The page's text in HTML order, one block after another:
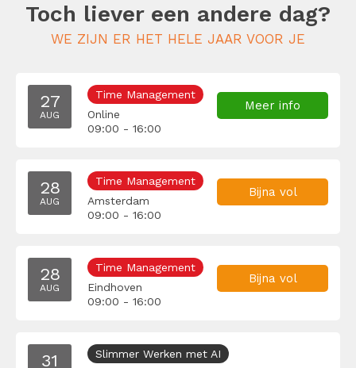
Toch liever een andere dag?
WE ZIJN ER HET HELE JAAR VOOR JE
27
AUG
Time Management
Online
09:00 - 16:00
Meer info
28
AUG
Time Management
Amsterdam
09:00 - 16:00
Bijna vol
28
AUG
Time Management
Eindhoven
09:00 - 16:00
Bijna vol
31
Slimmer Werken met AI